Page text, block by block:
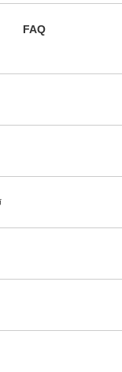
FAQ